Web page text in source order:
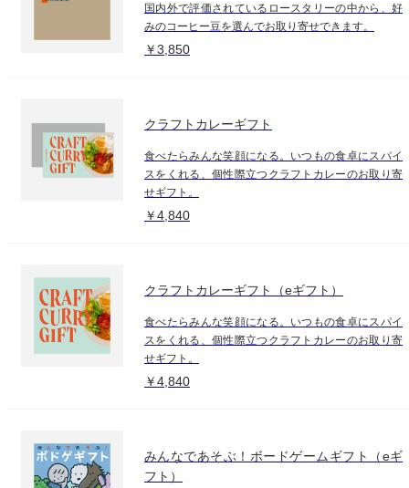
国内外で評価されているロースタリーの中から、好
みのコーヒー豆を選んでお取り寄せできます。
￥3,850
クラフトカレーギフト
食べたらみんな笑顔になる。いつもの食卓にスパイ
スをくれる、個性際立つクラフトカレーのお取り寄
せギフト。
￥4,840
クラフトカレーギフト（eギフト）
食べたらみんな笑顔になる。いつもの食卓にスパイ
スをくれる、個性際立つクラフトカレーのお取り寄
せギフト。
￥4,840
みんなであそぶ！ボードゲームギフト（eギ
フト）